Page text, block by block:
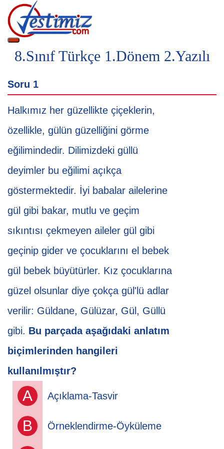
8.Sınıf Türkçe 1.Dönem 2.Yazılı
Soru 1
Halkımız her güzellikte çiçeklerin,
özellikle, gülün güzelliğini görme
eğilimindedir. Dilimizdeki güllü
deyimler bu eğilimi açıkça
göstermektedir. İyi babalar ailelerine
gül gibi bakar, mutlu ve geçim
sıkıntısı çekmeyen aileler gül gibi
geçinip gider ve çocuklarını el bebek
gül bebek büyütürler. Kız çocuklarına
güzel olsunlar diye çokça gül'lü adlar
verilir: Güldane, Gülüzar, Gül, Güllü
gibi. Bu parçada aşağıdaki anlatım
biçimlerinden hangileri
kullanılmıştır?
A Açıklama-Tasvir
B Örneklendirme-Öyküleme